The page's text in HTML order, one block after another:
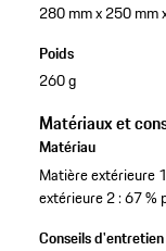
280 mm x 250 mm
Poids
260 g
Matériaux et
Matériau
Matière extérieure
extérieure 2 : 67 %
Conseils d'entretien